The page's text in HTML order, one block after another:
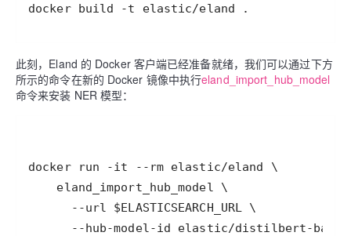
docker build -t elastic/eland .
此刻，Eland 的 Docker 客户端已经准备就绪，我们可以通过下方
所示的命令在新的 Docker 镜像中执行eland_import_hub_model
命令来安装 NER 模型：